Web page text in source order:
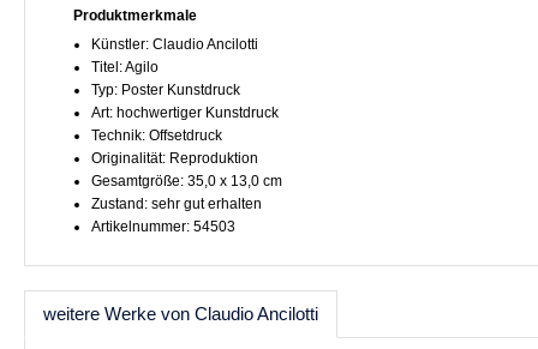
Produktmerkmale
Künstler: Claudio Ancilotti
Titel: Agilo
Typ: Poster Kunstdruck
Art: hochwertiger Kunstdruck
Technik: Offsetdruck
Originalität: Reproduktion
Gesamtgröße: 35,0 x 13,0 cm
Zustand: sehr gut erhalten
Artikelnummer: 54503
weitere Werke von Claudio Ancilotti